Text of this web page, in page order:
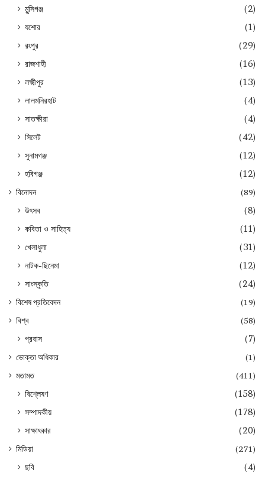
মুন্সিগঞ্জ
(2)
যশোর
(1)
রংপুর
(29)
রাজশাহী
(16)
লক্ষ্মীপুর
(13)
লালমনিরহাট
(4)
সাতক্ষীরা
(4)
সিলেট
(42)
সুনামগঞ্জ
(12)
হবিগঞ্জ
(12)
বিনোদন (89)
উৎসব
(8)
কবিতা ও সাহিত্য
(11)
খেলাধুলা
(31)
নাটক-ছিনেমা
(12)
সাংস্কৃতি
(24)
বিশেষ প্রতিবেদন
(19)
বিশ্ব
(58)
প্রবাস (7)
ভোক্তা অধিকার
(1)
মতামত
(411)
বিশ্লেষণ
(158)
সম্পাদকীয়
(178)
সাক্ষাৎকার
(20)
মিডিয়া (271)
ছবি
(4)